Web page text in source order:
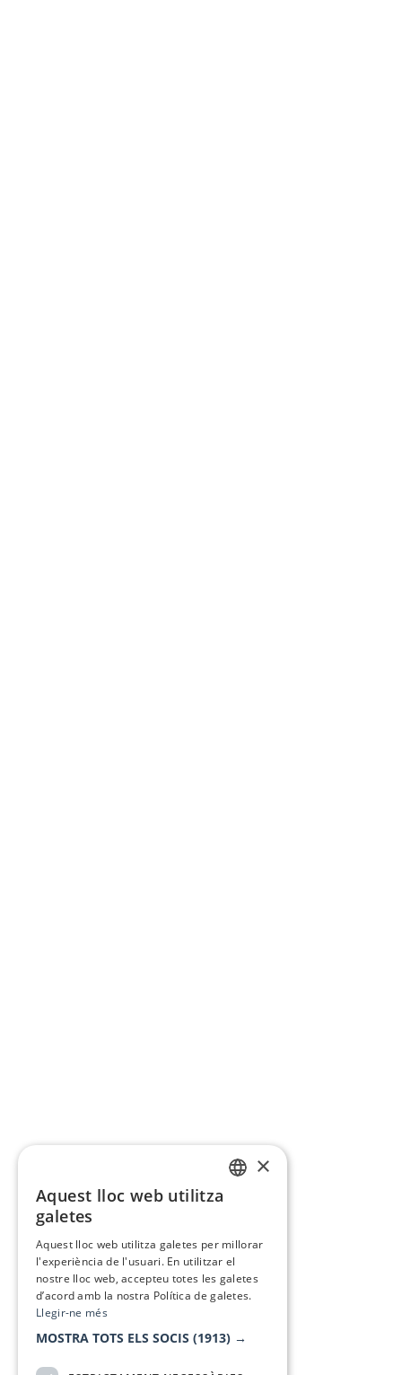
×
Aquest lloc web utilitza
galetes
Aquest lloc web utilitza galetes per millorar
l'experiència de l'usuari. En utilitzar el
nostre lloc web, accepteu totes les galetes
d’acord amb la nostra Política de galetes.
Llegir-ne més
MOSTRA TOTS ELS SOCIS (1913) →